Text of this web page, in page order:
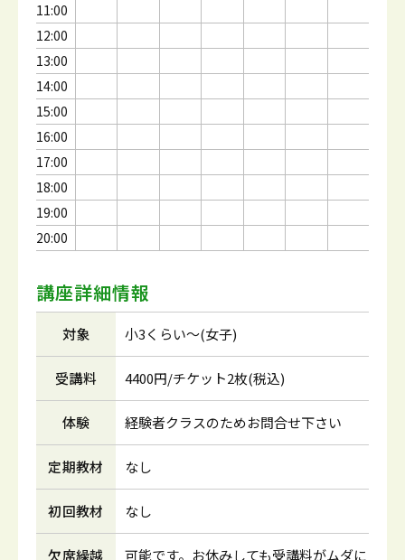
11:00
12:00
13:00
14:00
15:00
16:00
17:00
18:00
19:00
20:00
講座詳細情報
対象 小3くらい～(女子)
受講料 4400円/チケット2枚(税込)
体験 経験者クラスのためお問合せ下さい
定期教材 なし
初回教材 なし
欠席繰越
可能です。お休みしても受講料がムダに